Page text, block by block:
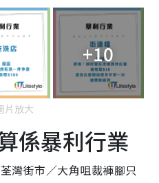
+10
片放大
係暴利行業
灣街市／大角咀裁褲腳只